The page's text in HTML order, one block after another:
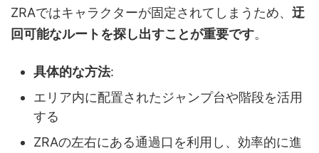
ZRAではキャラクターが固定されてしまうため、 迂
回可能なルートを探し出すことが重要です。
具体的な方法:
エリア内に配置されたジャンプ台や階段を活用
する
ZRAの左右にある通過口を利用し、効率的に進